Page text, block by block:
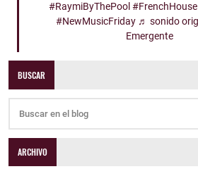
#RaymiByThePool #FrenchHouse
#NewMusicFriday ♬ sonido
Emergente
BUSCAR
ARCHIVO